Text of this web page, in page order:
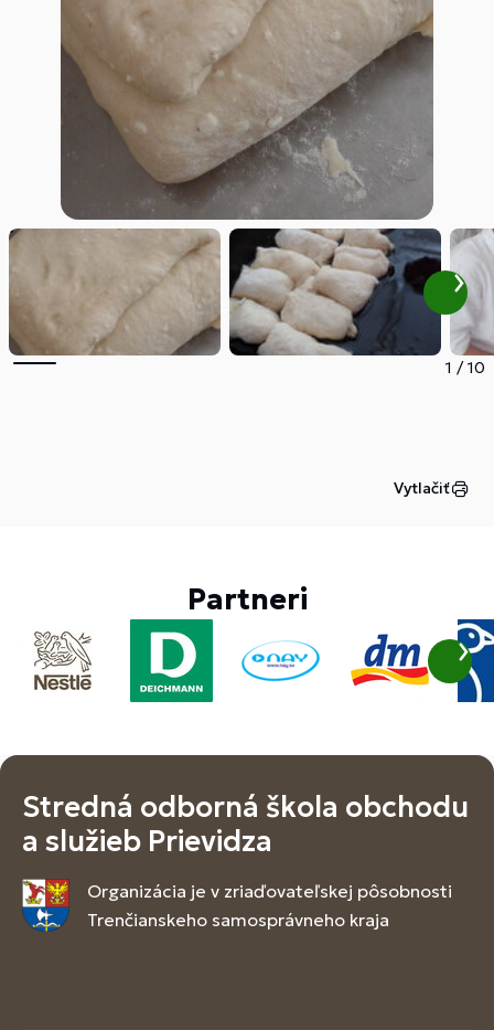
1 /10
Vytlačiť
Partneri
Stredná odborná škola obchodu
a služieb Prievidza
Organizácia je v zriaďovateľskej pôsobnosti
Trenčianskeho samosprávneho kraja